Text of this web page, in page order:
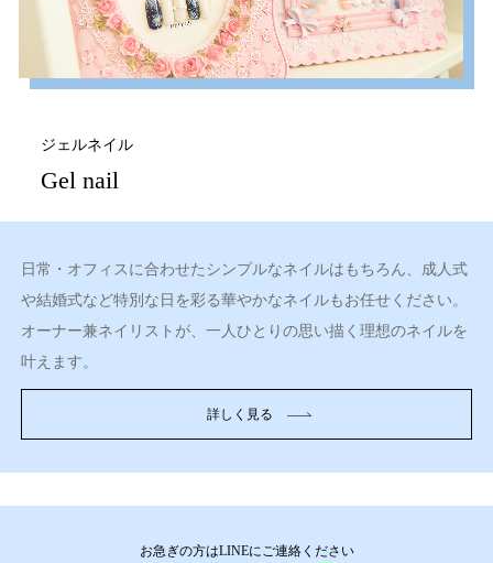
ジェルネイル
Gel nail
日常・オフィスに合わせたシンプルなネイルはもちろん、成人式
や結婚式など特別な日を彩る華やかなネイルもお任せください。
オーナー兼ネイリストが、一人ひとりの思い描く理想のネイルを
叶えます。
詳しく見る
お急ぎの方はLINEにご連絡ください